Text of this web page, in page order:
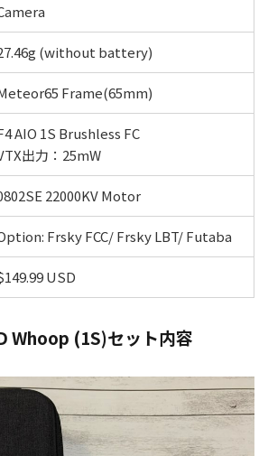
(without battery)
Frame(65mm)
AIO 1S Brushless FC
出力：25mW
22000KV Motor
Frsky FCC/ Frsky LBT/ Futaba
USD
Whoop (1S)セット内容